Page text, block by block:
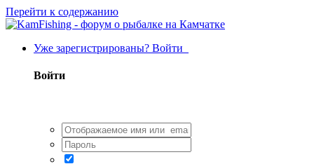
Перейти к содержанию
Уже зарегистрированы? Войти
Войти